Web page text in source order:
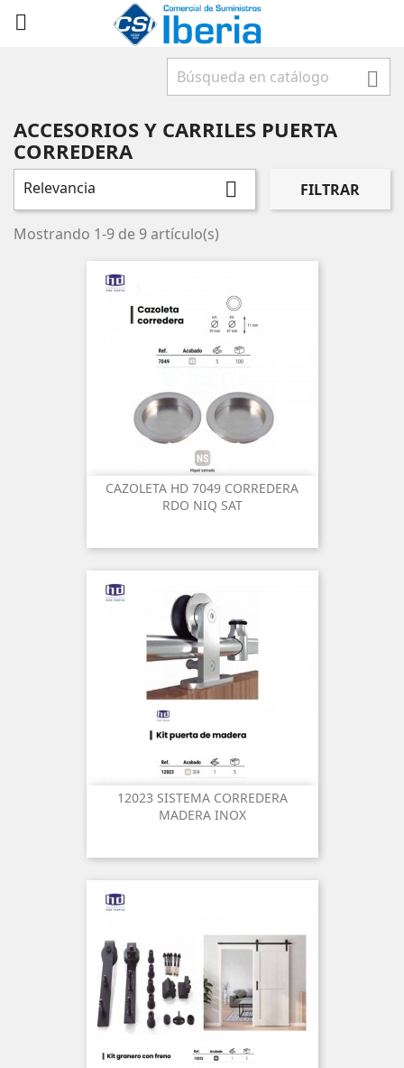


ACCESORIOS Y CARRILES PUERTA
CORREDERA
Relevancia  FILTRAR
Mostrando 1-9 de 9 artículo(s)
CAZOLETA HD 7049 CORREDERA
RDO NIQ SAT
12023 SISTEMA CORREDERA
MADERA INOX